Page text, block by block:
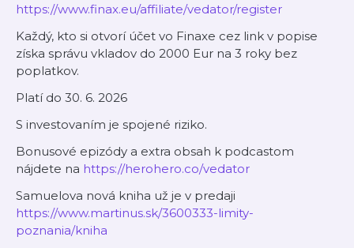
https://www.finax.eu/affiliate/vedator/register
Každý, kto si otvorí účet vo Finaxe cez link v popise
získa správu vkladov do 2000 Eur na 3 roky bez
poplatkov.
Platí do 30. 6. 2026
S investovaním je spojené riziko.
Bonusové epizódy a extra obsah k podcastom
nájdete na https://herohero.co/vedator
Samuelova nová kniha už je v predaji
https://www.martinus.sk/3600333-limity-
poznania/kniha